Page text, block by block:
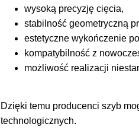
wysoką precyzję cięcia,
stabilność geometryczną
estetyczne wykończenie
kompatybilność z
możliwość realizacji
Dzięki temu producenci szyb
technologicznych.